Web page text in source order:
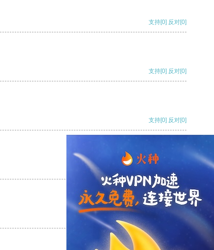
支持[0] 反对[0]
支持[0] 反对[0]
支持[0] 反对[0]
反对